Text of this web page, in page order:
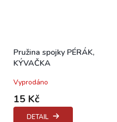
Pružina spojky PÉRÁK,
KÝVAČKA
Vyprodáno
15 Kč
DETAIL